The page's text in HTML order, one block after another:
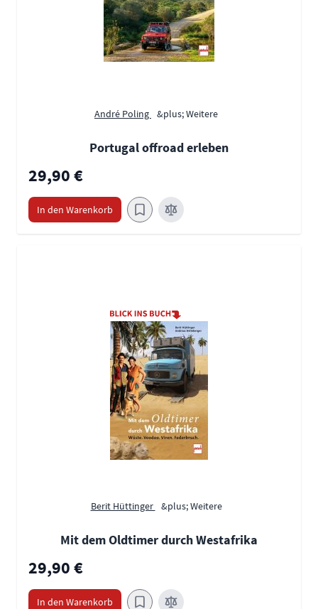
André Poling &plus; Weitere
Portugal offroad erleben
29,90 €
In den Warenkorb
Berit Hüttinger &plus; Weitere
Mit dem Oldtimer durch Westafrika
29,90 €
In den Warenkorb